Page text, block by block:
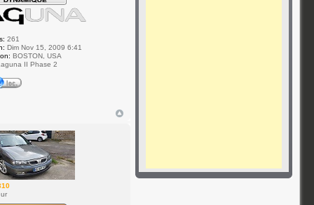
261
Dim Nov 15, 2009 6:41
BOSTON, USA
II Phase 2